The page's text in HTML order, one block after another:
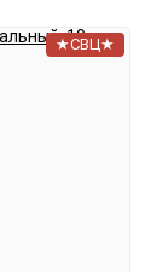
★СВЦ★